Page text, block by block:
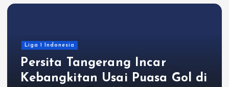
Liga 1 Indonesia
Persita Tangerang Incar
Kebangkitan Usai Puasa Gol di